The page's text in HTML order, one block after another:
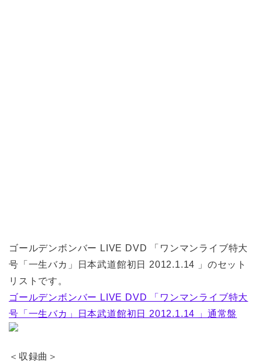
ゴールデンボンバー LIVE DVD 「ワンマンライブ特大
号「一生バカ」日本武道館初日 2012.1.14 」のセット
リストです。
ゴールデンボンバー LIVE DVD 「ワンマンライブ特大
号「一生バカ」日本武道館初日 2012.1.14 」通常盤
＜収録曲＞